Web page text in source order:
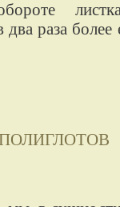
два раза